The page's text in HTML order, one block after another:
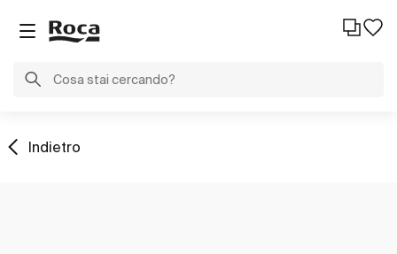
Indietro